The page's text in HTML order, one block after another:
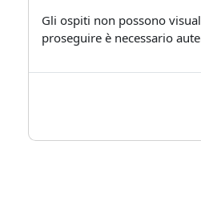
Gli ospiti non possono
proseguire è necessario